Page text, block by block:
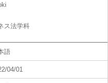
ス法学科
語
04/01